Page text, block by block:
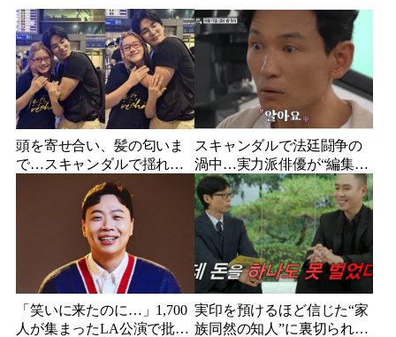
頭を寄せ合い、髪の匂いま
で…スキャンダルで揺れた
人気俳優、ベトナム女性歌
手との親密動画が公開
スキャンダルで法廷闘争の
渦中…実力派俳優が“編集な
し”でテレビ登場、予告映像
に批判の声
「笑いに来たのに…」1,700
人が集まったLA公演で批判
実印を預けるほど信じた“家
族同然の知人”に裏切られ